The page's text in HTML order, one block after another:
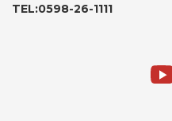
TEL:0598-26-1111